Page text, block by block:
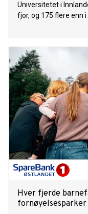
Universitetet i
fjor, og 175 flere enn
Hver fjerde